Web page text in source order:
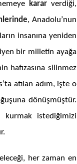
karar verdiği,
, Anadolu’nun
insanına yeniden
bir milletin ayağa
hafızasına silinmez
atılan adım, işte o
dönüşmüştür.
kurmak istediğimizi
her zaman en